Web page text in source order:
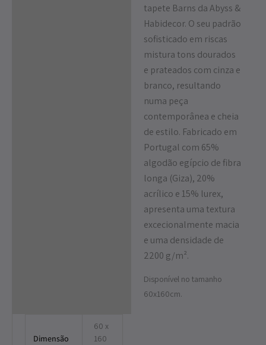
tapete Barns da Abyss &
Habidecor. O seu padrão
sofisticado em riscas
mistura tons dourados
e prateados com cinza e
branco, resultando
numa peça
contemporânea e cheia
de estilo. Fabricado em
Portugal com 65%
algodão egípcio de fibra
longa (Giza), 20%
acrílico e 15% lurex,
apresenta uma textura
excecionalmente macia
e uma densidade de
2200 g/m².
Disponível no tamanho
60x160cm.
Dimensão
60 x
160